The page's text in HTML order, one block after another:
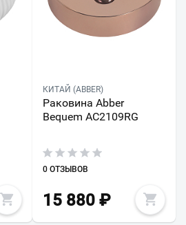
КИТАЙ (ABBER)
Раковина Abber
Bequem AC2109RG
0 ОТЗЫВОВ
15 880₽